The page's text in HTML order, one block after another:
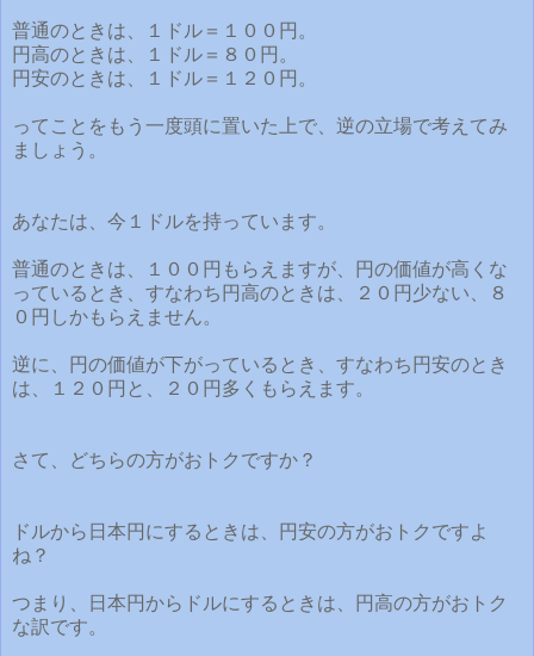
普通のときは、１ドル＝１００円。
円高のときは、１ドル＝８０円。
円安のときは、１ドル＝１２０円。
ってことをもう一度頭に置いた上で、逆の立場で考えてみ
ましょう。
あなたは、今１ドルを持っています。
普通のときは、１００円もらえますが、円の価値が高くな
っているとき、すなわち円高のときは、２０円少ない、８
０円しかもらえません。
逆に、円の価値が下がっているとき、すなわち円安のとき
は、１２０円と、２０円多くもらえます。
さて、どちらの方がおトクですか？
ドルから日本円にするときは、円安の方がおトクですよ
ね？
つまり、日本円からドルにするときは、円高の方がおトク
な訳です。